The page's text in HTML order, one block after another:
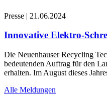
Presse | 21.06.2024
Innovative Elektro-
Die Neuenhauser Recycling
bedeutenden Auftrag für den
erhalten. Im August dieses
Alle Meldungen